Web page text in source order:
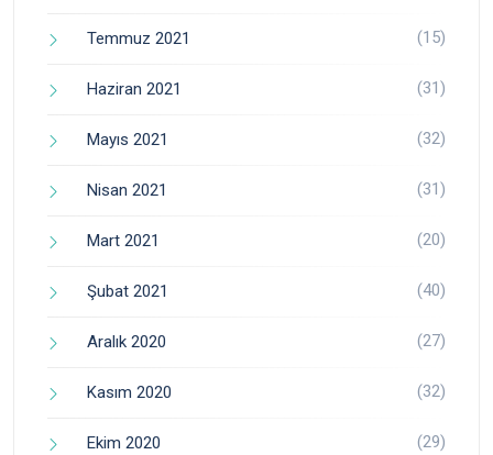
Temmuz 2021 (15)
Haziran 2021 (31)
Mayıs 2021 (32)
Nisan 2021 (31)
Mart 2021 (20)
Şubat 2021 (40)
Aralık 2020 (27)
Kasım 2020 (32)
Ekim 2020 (29)